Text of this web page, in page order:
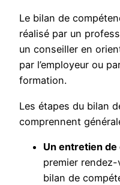
Le bilan de
réalisé par un
un conseiller en
par l’employeur ou
formation.
Les étapes du bilan
comprennent
Un entretien
premier
bilan de